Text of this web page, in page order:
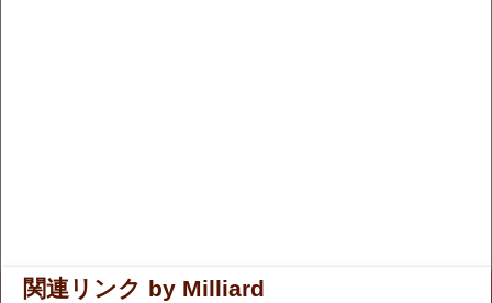
関連リンク by Milliard